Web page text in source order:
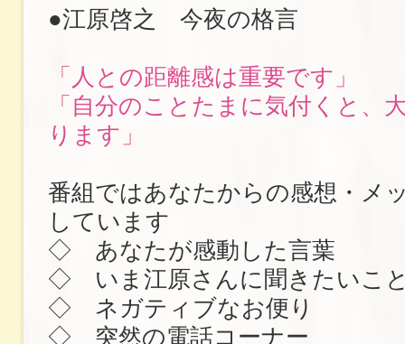
●江原啓之 今夜の格言
「人との距離感は重要です」
「自分のことたまに気付くと、
ります」
番組ではあなたからの感想・メ
しています
◇ あなたが感動した言葉
◇ いま江原さんに聞きたいこ
◇ ネガティブなお便り
◇ 突然の電話コーナー